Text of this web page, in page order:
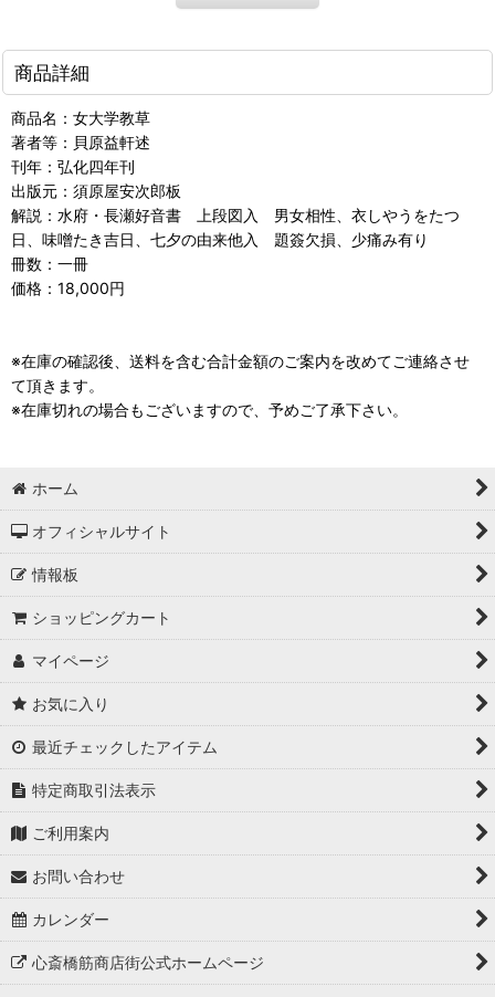
商品詳細
商品名：女大学教草
著者等：貝原益軒述
刊年：弘化四年刊
出版元：須原屋安次郎板
解説：水府・長瀬好音書 上段図入 男女相性、衣しやうをたつ
日、味噌たき吉日、七夕の由来他入 題簽欠損、少痛み有り
冊数：一冊
価格：18,000円
※在庫の確認後、送料を含む合計金額のご案内を改めてご連絡させ
て頂きます。
※在庫切れの場合もございますので、予めご了承下さい。
ホーム
オフィシャルサイト
情報板
ショッピングカート
マイページ
お気に入り
最近チェックしたアイテム
特定商取引法表示
ご利用案内
お問い合わせ
カレンダー
心斎橋筋商店街公式ホームページ